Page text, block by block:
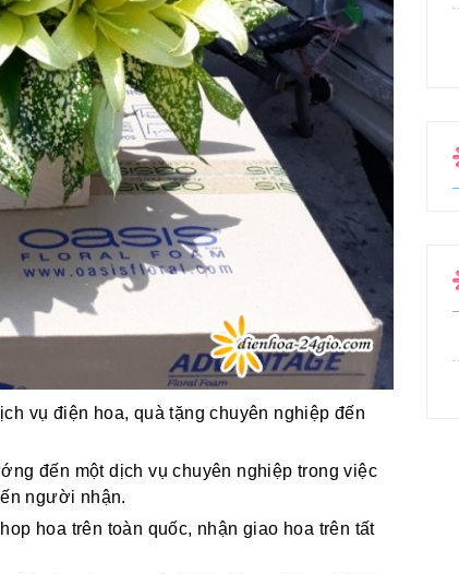
vụ điện hoa, quà tặng chuyên nghiệp đến
đến một dịch vụ chuyên nghiệp trong việc
người nhận.
hoa trên toàn quốc, nhận giao hoa trên tất